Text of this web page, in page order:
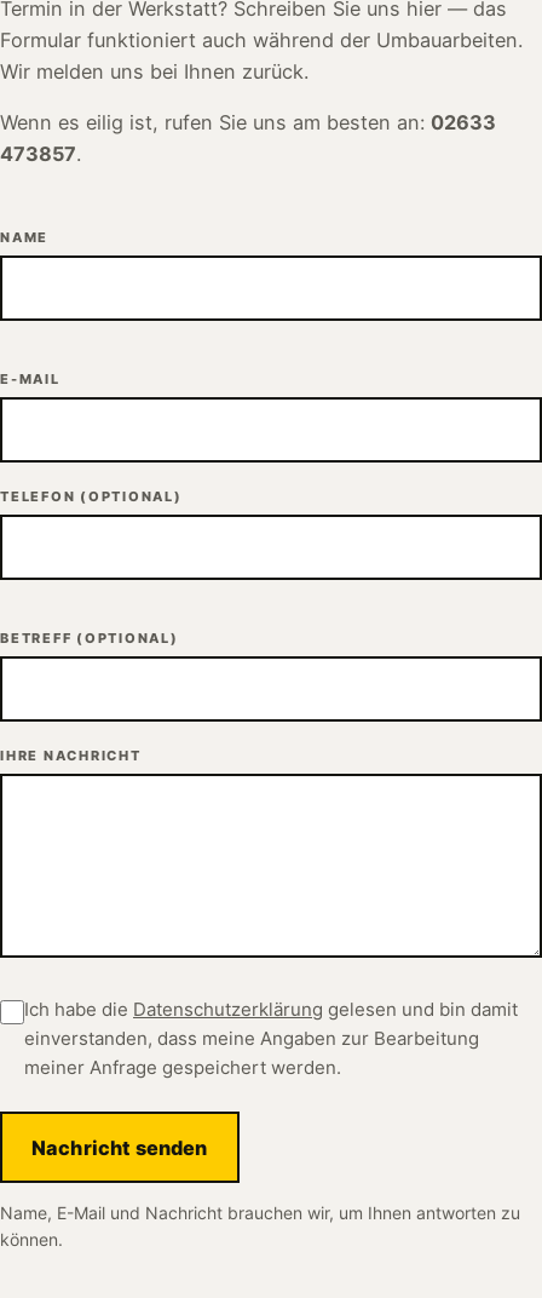
Termin in der Werkstatt? Schreiben Sie uns hier — das
Formular funktioniert auch während der Umbauarbeiten.
Wir melden uns bei Ihnen zurück.
Wenn es eilig ist, rufen Sie uns am besten an: 02633
473857.
NAME
E-MAIL
TELEFON (OPTIONAL)
BETREFF (OPTIONAL)
IHRE NACHRICHT
Ich habe die Datenschutzerklärung gelesen und bin damit
einverstanden, dass meine Angaben zur Bearbeitung
meiner Anfrage gespeichert werden.
Nachricht senden
Name, E-Mail und Nachricht brauchen wir, um Ihnen antworten zu
können.